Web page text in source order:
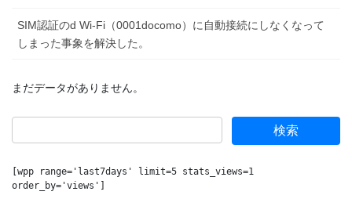
SIM認証のd Wi-Fi（0001docomo）に自動接続にしなくなって
しまった事象を解決した。
まだデータがありません。
[wpp range='last7days' limit=5 stats_views=1
order_by='views']